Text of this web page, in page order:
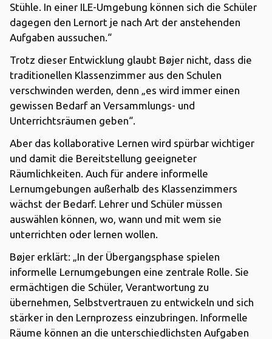
Stühle. In einer ILE-Umgebung können sich die Schüler
dagegen den Lernort je nach Art der anstehenden
Aufgaben aussuchen.“
Trotz dieser Entwicklung glaubt Bøjer nicht, dass die
traditionellen Klassenzimmer aus den Schulen
verschwinden werden, denn „es wird immer einen
gewissen Bedarf an Versammlungs- und
Unterrichtsräumen geben“.
Aber das kollaborative Lernen wird spürbar wichtiger
und damit die Bereitstellung geeigneter
Räumlichkeiten. Auch für andere informelle
Lernumgebungen außerhalb des Klassenzimmers
wächst der Bedarf. Lehrer und Schüler müssen
auswählen können, wo, wann und mit wem sie
unterrichten oder lernen wollen.
Bøjer erklärt: „In der Übergangsphase spielen
informelle Lernumgebungen eine zentrale Rolle. Sie
ermächtigen die Schüler, Verantwortung zu
übernehmen, Selbstvertrauen zu entwickeln und sich
stärker in den Lernprozess einzubringen. Informelle
Räume können an die unterschiedlichsten Aufgaben